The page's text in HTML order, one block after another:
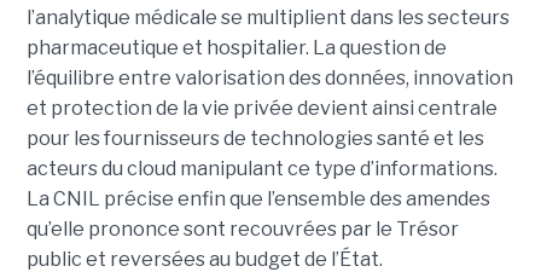
l’analytique médicale se multiplient dans les secteurs
pharmaceutique et hospitalier. La question de
l’équilibre entre valorisation des données, innovation
et protection de la vie privée devient ainsi centrale
pour les fournisseurs de technologies santé et les
acteurs du cloud manipulant ce type d’informations.
La CNIL précise enfin que l’ensemble des amendes
qu’elle prononce sont recouvrées par le Trésor
public et reversées au budget de l’État.